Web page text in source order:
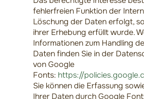
fehlerfreien Funktion der
Löschung der Daten erfolgt,
ihrer Erhebung erfüllt wurde.
Informationen zum Handling
Daten finden Sie in der
von Google
Fonts: https://
Sie können die Erfassung
Ihrer Daten durch Google